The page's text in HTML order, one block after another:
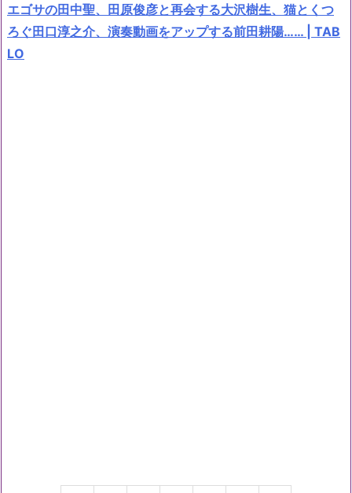
エゴサの田中聖、田原俊彦と再会する大沢樹生、猫とくつ
ろぐ田口淳之介、演奏動画をアップする前田耕陽…… | TAB
LO